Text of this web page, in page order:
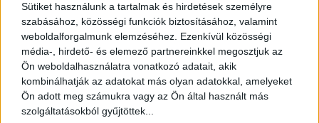
Sütiket használunk a tartalmak és hirdetések személyre
szabásához, közösségi funkciók biztosításához, valamint
weboldalforgalmunk elemzéséhez. Ezenkívül közösségi
média-, hirdető- és elemező partnereinkkel megosztjuk az
Ön weboldalhasználatra vonatkozó adatait, akik
kombinálhatják az adatokat más olyan adatokkal, amelyeket
Ön adott meg számukra vagy az Ön által használt más
szolgáltatásokból gyűjtöttek...
Sajtókapcsolat